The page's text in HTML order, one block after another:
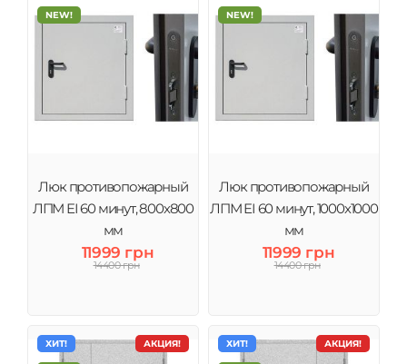
NEW!
Люк противопожарный
ЛПМ EI 60 минут, 800х800
мм
11999 грн
14400 грн
NEW!
Люк противопожарный
ЛПМ EI 60 минут, 1000х1000
мм
11999 грн
14400 грн
АКЦИЯ!
ХИТ! АКЦИЯ!
ХИТ!